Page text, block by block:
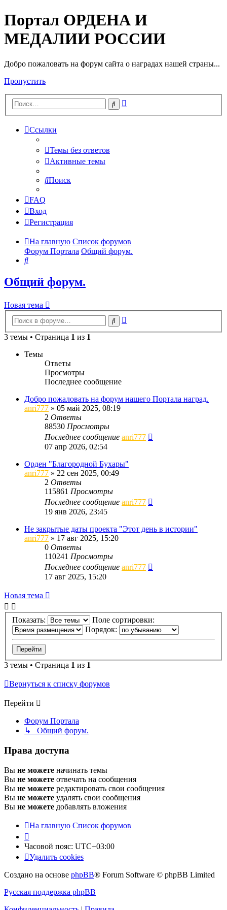
Портал ОРДЕНА И
МЕДАЛИИ РОССИИ
Добро пожаловать на форум сайта о наградах нашей страны...
Пропустить
Поиск
Ссылки
Темы без ответов
Активные темы
Поиск
FAQ
Вход
Регистрация
На главную Список форумов
Форум Портала Общий форум.
Поиск
Общий форум.
Новая тема
Поиск
3 темы • Страница 1 из 1
Темы
Ответы
Просмотры
Последнее сообщение
Добро пожаловать на форум нашего Портала наград.
anri777 » 05 май 2025, 08:19
2 Ответы
88530 Просмотры
Последнее сообщение anri777
07 апр 2026, 02:54
Орден "Благородной Бухары"
anri777 » 22 сен 2025, 00:49
2 Ответы
115861 Просмотры
Последнее сообщение anri777
19 янв 2026, 23:45
Не закрытые даты проекта "Этот день в истории"
anri777 » 17 авг 2025, 15:20
0 Ответы
110241 Просмотры
Последнее сообщение anri777
17 авг 2025, 15:20
Новая тема
Показать:
Поле сортировки:
Порядок:
3 темы • Страница 1 из 1
Вернуться к списку форумов
Перейти
Форум Портала
↳ Общий форум.
Права доступа
Вы не можете начинать темы
Вы не можете отвечать на сообщения
Вы не можете редактировать свои сообщения
Вы не можете удалять свои сообщения
Вы не можете добавлять вложения
На главную Список форумов
Часовой пояс: UTC+03:00
Удалить cookies
Создано на основе phpBB® Forum Software © phpBB Limited
Русская поддержка phpBB